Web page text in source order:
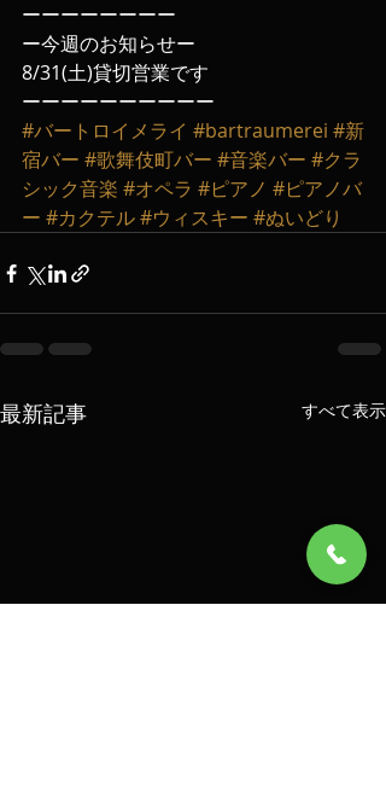
ーーーーーーーー
ー今週のお知らせー
8/31(土)貸切営業です
ーーーーーーーーーー
#バートロイメライ #bartraumerei #新
宿バー #歌舞伎町バー #音楽バー #クラ
シック音楽 #オペラ #ピアノ #ピアノバ
ー #カクテル#ウィスキー #ぬいどり
最新記事 すべて表示